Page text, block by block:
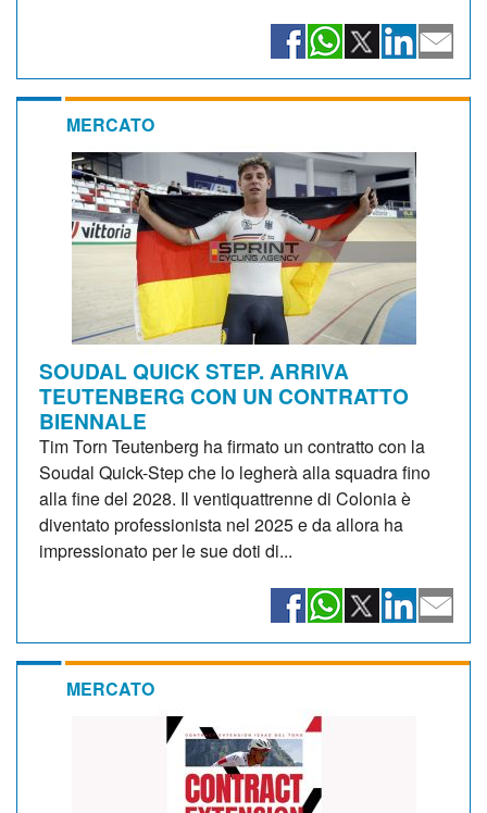
MERCATO
SOUDAL QUICK STEP. ARRIVA
TEUTENBERG CON UN CONTRATTO
BIENNALE
Tim Torn Teutenberg ha firmato un contratto con la
Soudal Quick-Step che lo legherà alla squadra fino
alla fine del 2028. Il ventiquattrenne di Colonia è
diventato professionista nel 2025 e da allora ha
impressionato per le sue doti di...
MERCATO